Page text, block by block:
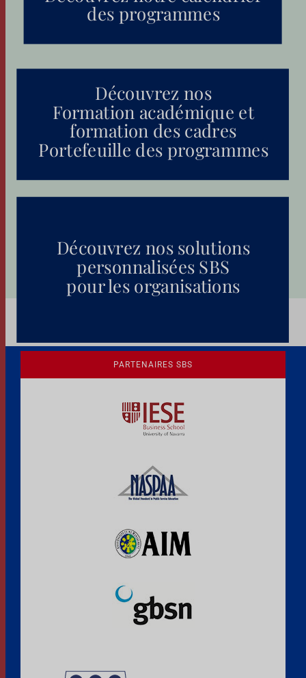
des programmes
Découvrez nos
Formation académique et
formation des cadres
Portefeuille des programmes
Découvrez nos solutions
personnalisées SBS
pour les organisations
l'apprentissage
PARTENAIRES SBS